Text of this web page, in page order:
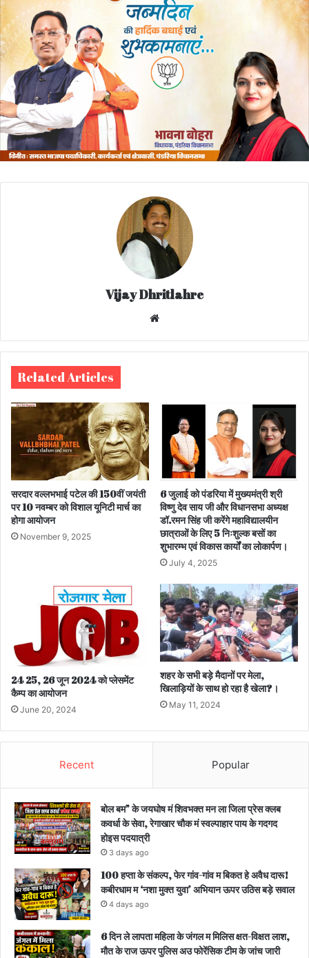
Vijay Dhritlahre
te
Related Articles
सरदार वल्लभभाई पटेल की 150वीं जयंती
पर 10 नवम्बर को विशाल यूनिटी मार्च का
होगा आयोजन
November 9, 2025
6 जुलाई को पंडरिया में मुख्यमंत्री श्री
विष्णु देव साय जी और विधानसभा अध्यक्ष
डॉ.रमन सिंह जी करेंगे महाविद्यालयीन
छात्राओं के लिए 5 निःशुल्क बसों का
शुभारम्भ एवं विकास कार्यों का लोकार्पण।
July 4, 2025
24 25, 26 जून 2024 को प्लेसमेंट
कैम्प का आयोजन
June 20, 2024
शहर के सभी बड़े मैदानों पर मेला,
खिलाड़ियों के साथ हो रहा है खेला?।
May 11, 2024
Recent Popular
बोल बम” के जयघोष मं शिवभक्त मन ला जिला प्रेस क्लब
कवर्धा के सेवा, रेगाखार चौक मं स्वल्पाहार पाय के गदगद
होइस पदयात्री
3 days ago
100 हप्ता के संकल्प, फेर गांव-गांव म बिकत हे अवैध दारू!
कबीरधाम म ‘नशा मुक्त युवा’ अभियान ऊपर उठिस बड़े सवाल
4 days ago
6 दिन ले लापता महिला के जंगल म मिलिस क्षत-विक्षत लाश,
मौत के राज ऊपर पुलिस अउ फोरेंसिक टीम के जांच जारी